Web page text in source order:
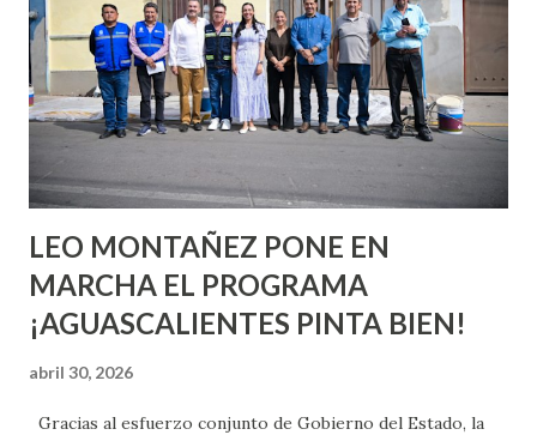
aprender y nuevas experiencias que conocer. Si eres una
chica y aún no has tenido relaciones sexuales, tal vez
pienses que el sexo será increíble y no puedas esperar para
experimentarlo, pero como cualquier persona con
experiencia te dirá, siempre es mejor cuando ambas partes
son suficientemen...
LEO MONTAÑEZ PONE EN
MARCHA EL PROGRAMA
¡AGUASCALIENTES PINTA BIEN!
abril 30, 2026
Gracias al esfuerzo conjunto de Gobierno del Estado, la